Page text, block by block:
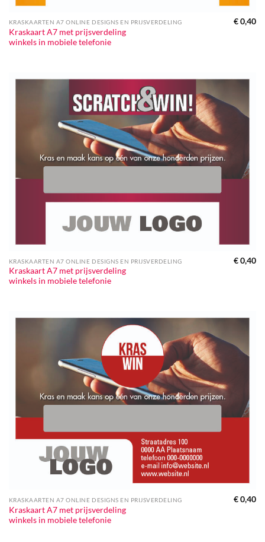
KRASKAARTEN A7 ONLINE DESIGNS EN PRIJSVERDELING
Kraskaart A7 met prijsverdeling
winkels in mobiele telefonie
€0,40
KRASKAARTEN A7 ONLINE DESIGNS EN PRIJSVERDELING
Kraskaart A7 met prijsverdeling
winkels in mobiele telefonie
€0,40
KRASKAARTEN A7 ONLINE DESIGNS EN PRIJSVERDELING
Kraskaart A7 met prijsverdeling
winkels in mobiele telefonie
€0,40